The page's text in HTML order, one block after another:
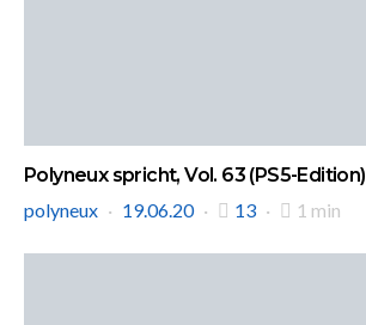
Polyneux spricht, Vol. 63 (PS5-Edition)
polyneux
19.06.20 13 1 min